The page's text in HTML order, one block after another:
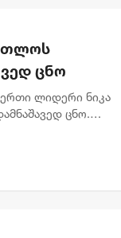
ცნო
ლიდერი ნიკა
ცნო.